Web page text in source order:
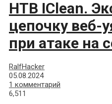
HTB IСlean.
цепочку веб-
при атаке на
RalfHacker
05.08.2024
1 комментарий
6,511